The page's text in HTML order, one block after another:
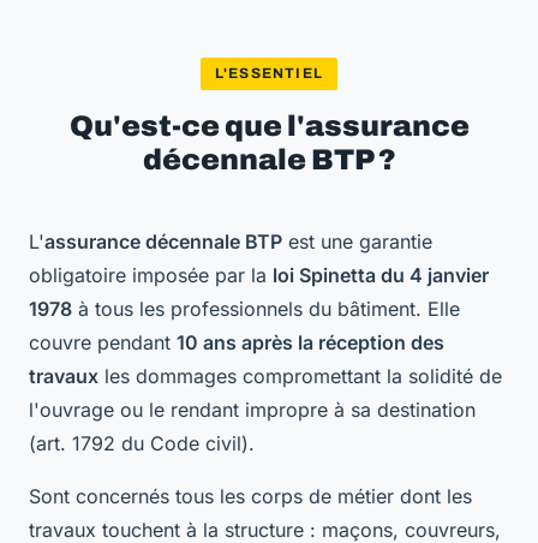
L'ESSENTIEL
Qu'est-ce que l'assurance
décennale BTP ?
L'assurance décennale BTP est une garantie
obligatoire imposée par la loi Spinetta du 4 janvier
1978 à tous les professionnels du bâtiment. Elle
couvre pendant 10 ans après la réception des
travaux les dommages compromettant la solidité de
l'ouvrage ou le rendant impropre à sa destination
(art. 1792 du Code civil).
Sont concernés tous les corps de métier dont les
travaux touchent à la structure : maçons, couvreurs,